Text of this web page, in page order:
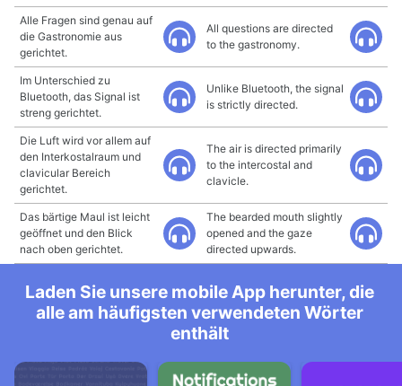
Alle Fragen sind genau auf
die Gastronomie aus
gerichtet.
All questions are directed
to the gastronomy.
Im Unterschied zu
Bluetooth, das Signal ist
streng gerichtet.
Unlike Bluetooth, the signal
is strictly directed.
Die Luft wird vor allem auf
den Interkostalraum und
clavicular Bereich
gerichtet.
The air is directed primarily
to the intercostal and
clavicle.
Das bärtige Maul ist leicht
geöffnet und den Blick
nach oben gerichtet.
The bearded mouth slightly
opened and the gaze
directed upwards.
Laden Sie unsere mobile App herunter, die
alle am häufigsten verwendeten Wörter
enthält